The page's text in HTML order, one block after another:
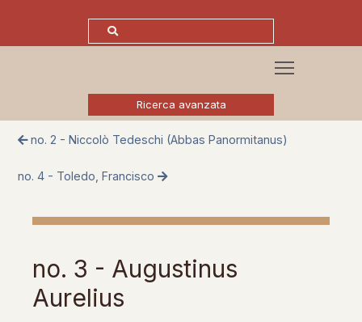
Ricerca avanzata
no. 2 - Niccolò Tedeschi (Abbas Panormitanus)
no. 4 - Toledo, Francisco
no. 3 - Augustinus
Aurelius